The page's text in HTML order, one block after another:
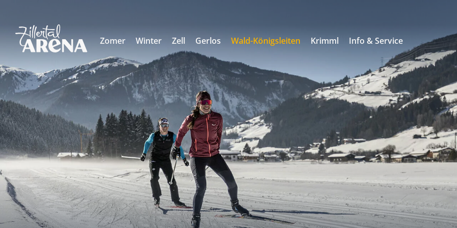
Zomer Winter Zell Gerlos Wald-Königsleiten Krimml Info & Service